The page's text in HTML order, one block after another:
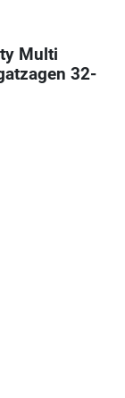
Multi
32-